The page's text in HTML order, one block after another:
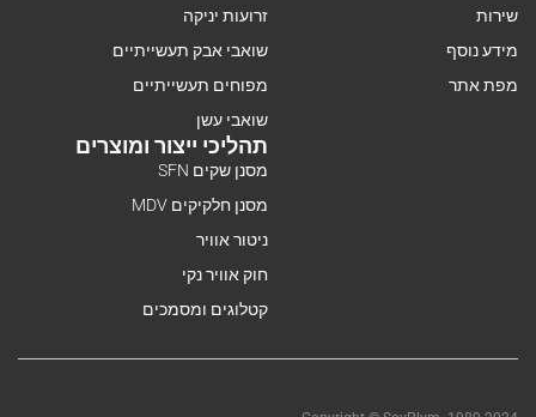
זרועות יניקה
שואבי אבק תעשייתיים
מפוחים תעשייתיים
שואבי עשן
שירות
מידע נוסף
מפת אתר
תהליכי ייצור ומוצרים
מסנן שקים SFN
מסנן חלקיקים MDV
ניטור אוויר
חוק אוויר נקי
קטלוגים ומסמכים